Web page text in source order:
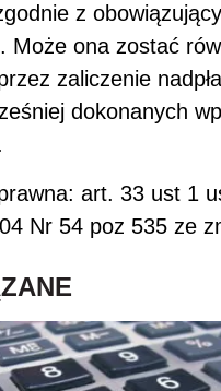
z
Może ona zostać
zaliczenie
dokonanych
art. 33 ust 1
Nr 54 poz 535 ze